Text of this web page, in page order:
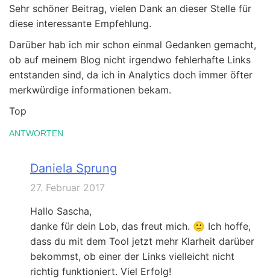
Sehr schöner Beitrag, vielen Dank an dieser Stelle für
diese interessante Empfehlung.
Darüber hab ich mir schon einmal Gedanken gemacht,
ob auf meinem Blog nicht irgendwo fehlerhafte Links
entstanden sind, da ich in Analytics doch immer öfter
merkwürdige informationen bekam.
Top
ANTWORTEN
Daniela Sprung
27. Februar 2017
Hallo Sascha,
danke für dein Lob, das freut mich. 🙂 Ich hoffe,
dass du mit dem Tool jetzt mehr Klarheit darüber
bekommst, ob einer der Links vielleicht nicht
richtig funktioniert. Viel Erfolg!